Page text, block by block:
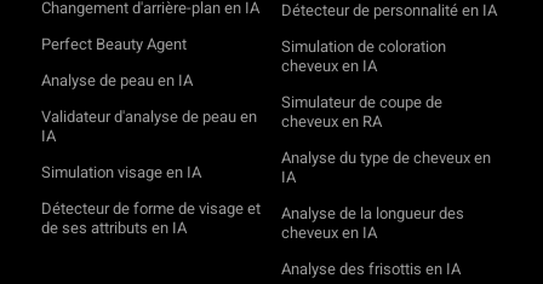
Changement d'arrière-plan en IA
Perfect Beauty Agent
Analyse de peau en IA
Validateur d'analyse de peau en
IA
Simulation visage en IA
Détecteur de forme de visage et
de ses attributs en IA
Détecteur de personnalité en IA
Simulation de coloration
cheveux en IA
Simulateur de coupe de
cheveux en RA
Analyse du type de cheveux en
IA
Analyse de la longueur des
cheveux en IA
Analyse des frisottis en IA